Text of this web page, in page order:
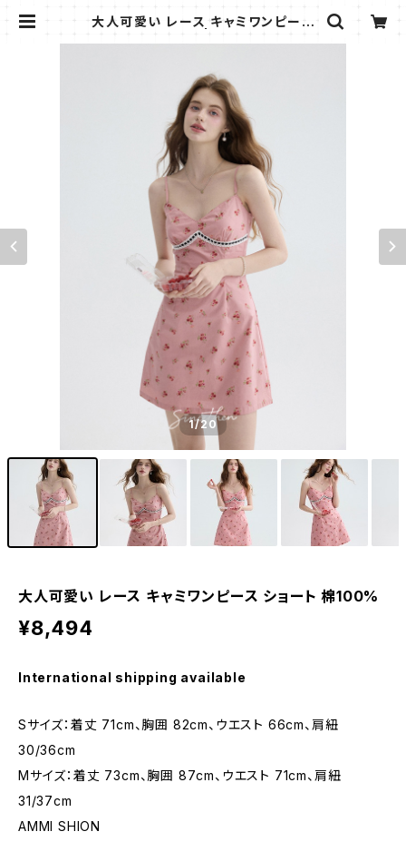
大人可愛い レース キャミワンピース
1/20
大人可愛い レース キャミワンピース ショート 棉100%
¥8,494
International shipping available
Sサイズ：着丈 71cm、胸囲 82cm、ウエスト 66cm、肩紐
30/36cm
Mサイズ：着丈 73cm、胸囲 87cm、ウエスト 71cm、肩紐
31/37cm
AMMI SHION